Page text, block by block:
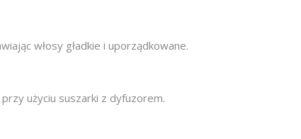
włosy gładkie i uporządkowane.
użyciu suszarki z dyfuzorem.